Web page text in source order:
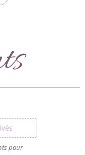
pour